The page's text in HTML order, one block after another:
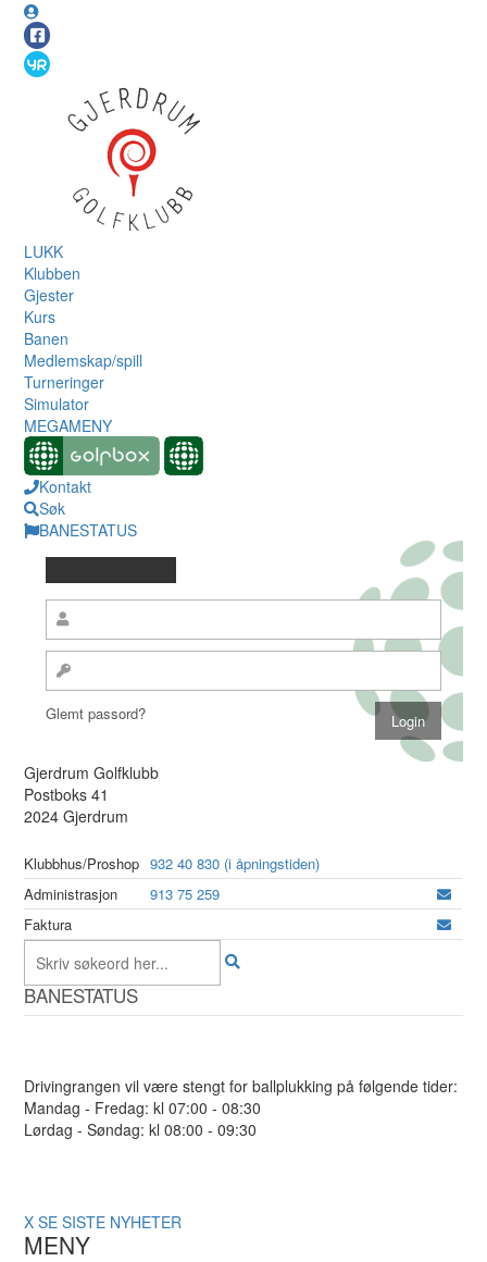
LUKK
Klubben
Gjester
Kurs
Banen
Medlemskap/spill
Turneringer
Simulator
MEGAMENY
Kontakt
Søk
BANESTATUS
Glemt passord?
Gjerdrum Golfklubb
Postboks 41
2024 Gjerdrum
Klubbhus/Proshop 932 40 830 (i åpningstiden)
Administrasjon
913 75 259
Faktura
BANESTATUS
Drivingrangen vil være stengt for ballplukking på følgende tider:
Mandag - Fredag: kl 07:00 - 08:30
Lørdag - Søndag: kl 08:00 - 09:30
X SE SISTE NYHETER
MENY